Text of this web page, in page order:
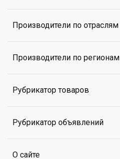
Производители по отраслям
Производители по регионам
Рубрикатор товаров
Рубрикатор объявлений
О сайте